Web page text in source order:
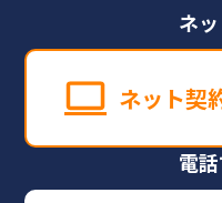
ネ
ネット契
電